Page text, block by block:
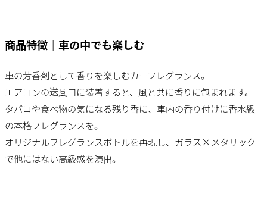
商品特徴｜車の中でも楽しむ
車の芳香剤として香りを楽しむカーフレグランス。
エアコンの送風口に装着すると、風と共に香りに包まれます。
タバコや食べ物の気になる残り香に、車内の香り付けに香水級
の本格フレグランスを。
オリジナルフレグランスボトルを再現し、ガラス×メタリック
で他にはない高級感を演出。